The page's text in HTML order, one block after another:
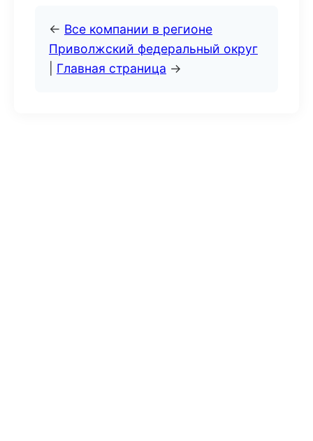
← Все компании в регионе
Приволжский федеральный округ
Главная страница →